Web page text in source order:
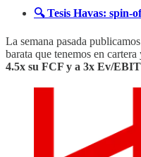
🔍 Tesis Havas: spin-
La semana pasada
barata que tenemos en
4.5x su FCF y a 3x Ev/